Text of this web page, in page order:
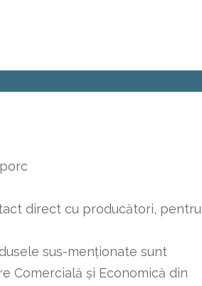
direct cu producători, pentru
sus-menționate sunt
Comercială și Economică din